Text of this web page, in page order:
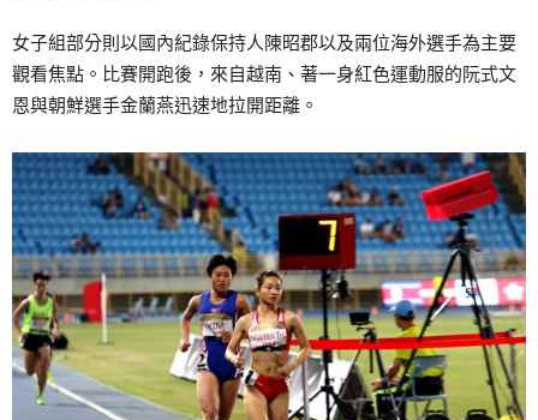
女子組部分則以國內紀錄保持人陳昭郡以及兩位海外選手為主要
觀看焦點。比賽開跑後，來自越南、著一身紅色運動服的阮式文
恩與朝鮮選手金蘭燕迅速地拉開距離。